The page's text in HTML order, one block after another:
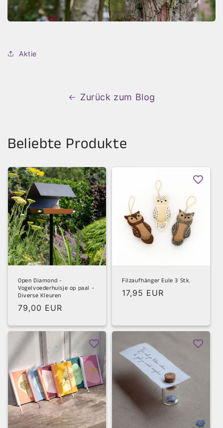
Aktie
Zurück zum Blog
Beliebte Produkte
Open Diamond -
Vogelvoederhuisje op paal -
Diverse Kleuren
Normaler
79,00 EUR
Filzaufhänger Eule 3 Stk.
Normaler
17,95 EUR